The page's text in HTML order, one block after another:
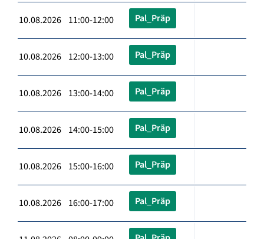
10.08.2026 11:00-12:00 Pal_Präp
10.08.2026 12:00-13:00 Pal_Präp
10.08.2026 13:00-14:00 Pal_Präp
10.08.2026 14:00-15:00 Pal_Präp
10.08.2026 15:00-16:00 Pal_Präp
10.08.2026 16:00-17:00 Pal_Präp